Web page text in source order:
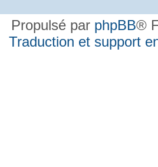
Propulsé par phpBB®
Traduction et support